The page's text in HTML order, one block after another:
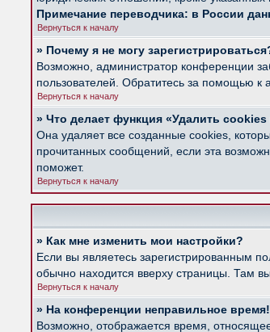
Примечание переводчика: в России
Вернуться к началу
» Почему я не могу
Возможно, администратор конференции
пользователей. Обратитесь за помощью к
Вернуться к началу
» Что делает функция «Удалить
Она удаляет все созданные cookies,
прочитанных сообщений, если эта
поможет.
Вернуться к началу
» Как мне изменить мои настройки?
Если вы являетесь зарегистрированным
обычно находится вверху страницы. Там
Вернуться к началу
» На конференции неправильное время!
Возможно, отображается время,